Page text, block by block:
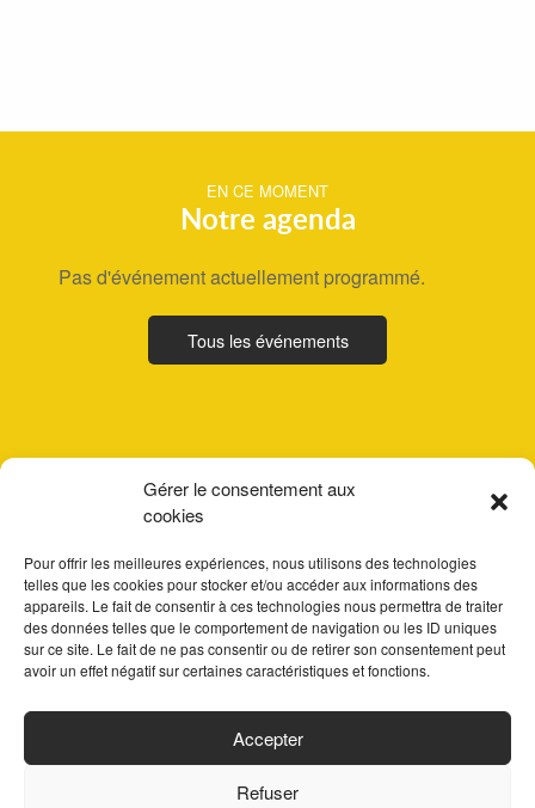
Gérer le consentement aux
cookies
Pour offrir les meilleures expériences, nous utilisons des technologies
telles que les cookies pour stocker et/ou accéder aux informations des
appareils. Le fait de consentir à ces technologies nous permettra de traiter
des données telles que le comportement de navigation ou les ID uniques
sur ce site. Le fait de ne pas consentir ou de retirer son consentement peut
avoir un effet négatif sur certaines caractéristiques et fonctions.
Accepter
Refuser
EN CE MOMENT
Notre agenda
Pas d'événement actuellement programmé.
Tous les événements
ACCUEIL